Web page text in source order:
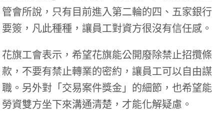
管會所說，只有目前進入第二輪的四、五家銀行
要簽，凡此種種，讓員工對資方很沒有信任感。
花旗工會表示，希望花旗能公開廢除禁止招攬條
款，不要有禁止轉業的密約，讓員工可以自由謀
職。另外對「交易案件獎金」的細節，也希望能
勞資雙方坐下來溝通清楚，才能化解疑慮。